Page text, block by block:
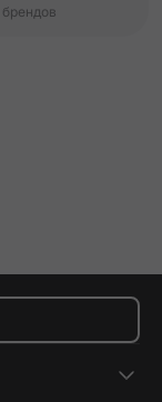
брендов